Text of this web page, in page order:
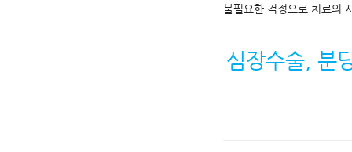
불필요한 걱정으로 치료의
심장수술, 분